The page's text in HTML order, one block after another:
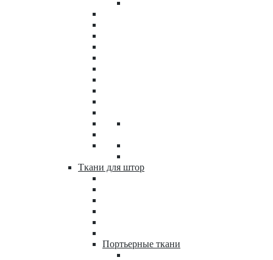
Ткани для штор
Портьерные ткани